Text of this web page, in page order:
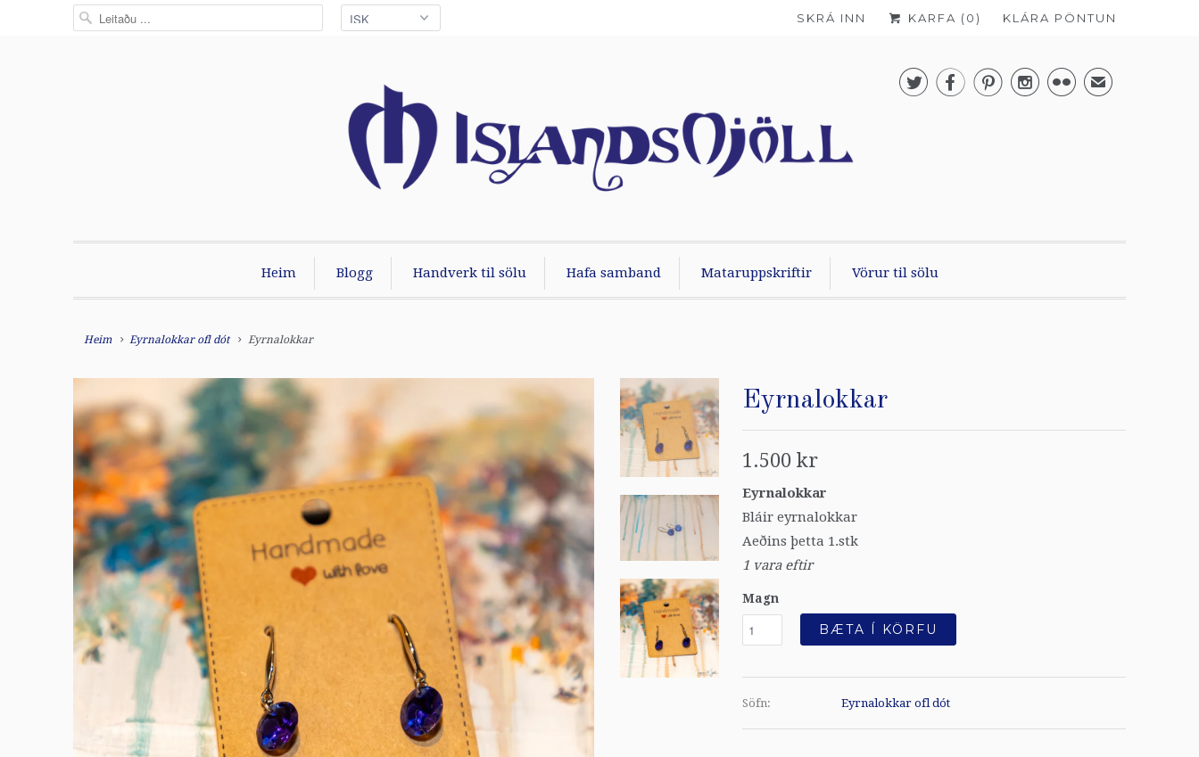
SKRÁ INN KARFA (0) KLÁRA PÖNTUN
     ✉
Heim Blogg Handverk til sölu Hafa samband Mataruppskriftir Vörur til sölu
Heim Eyrnalokkar ofl dót Eyrnalokkar
Eyrnalokkar
1.500 kr
Eyrnalokkar
Bláir eyrnalokkar
Aeðins þetta 1.stk
1 vara eftir
Magn
BÆTA Í KÖRFU
Söfn: Eyrnalokkar ofl dót